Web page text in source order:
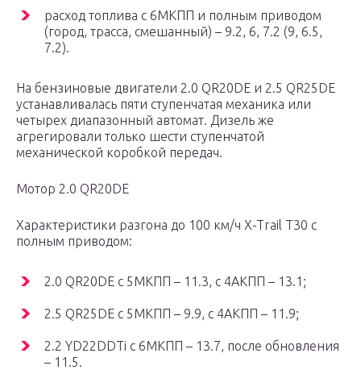
расход топлива с 6МКПП и полным приводом
(город, трасса, смешанный) – 9.2, 6, 7.2 (9, 6.5,
7.2).
На бензиновые двигатели 2.0 QR20DE и 2.5 QR25DE
устанавливалась пяти ступенчатая механика или
четырех диапазонный автомат. Дизель же
агрегировали только шести ступенчатой
механической коробкой передач.
Мотор 2.0 QR20DE
Характеристики разгона до 100 км/ч X-Trail T30 с
полным приводом:
2.0 QR20DE с 5МКПП – 11.3, с 4АКПП – 13.1;
2.5 QR25DE с 5МКПП – 9.9, с 4АКПП – 11.9;
2.2 YD22DDTi с 6МКПП – 13.7, после обновления
– 11.5.